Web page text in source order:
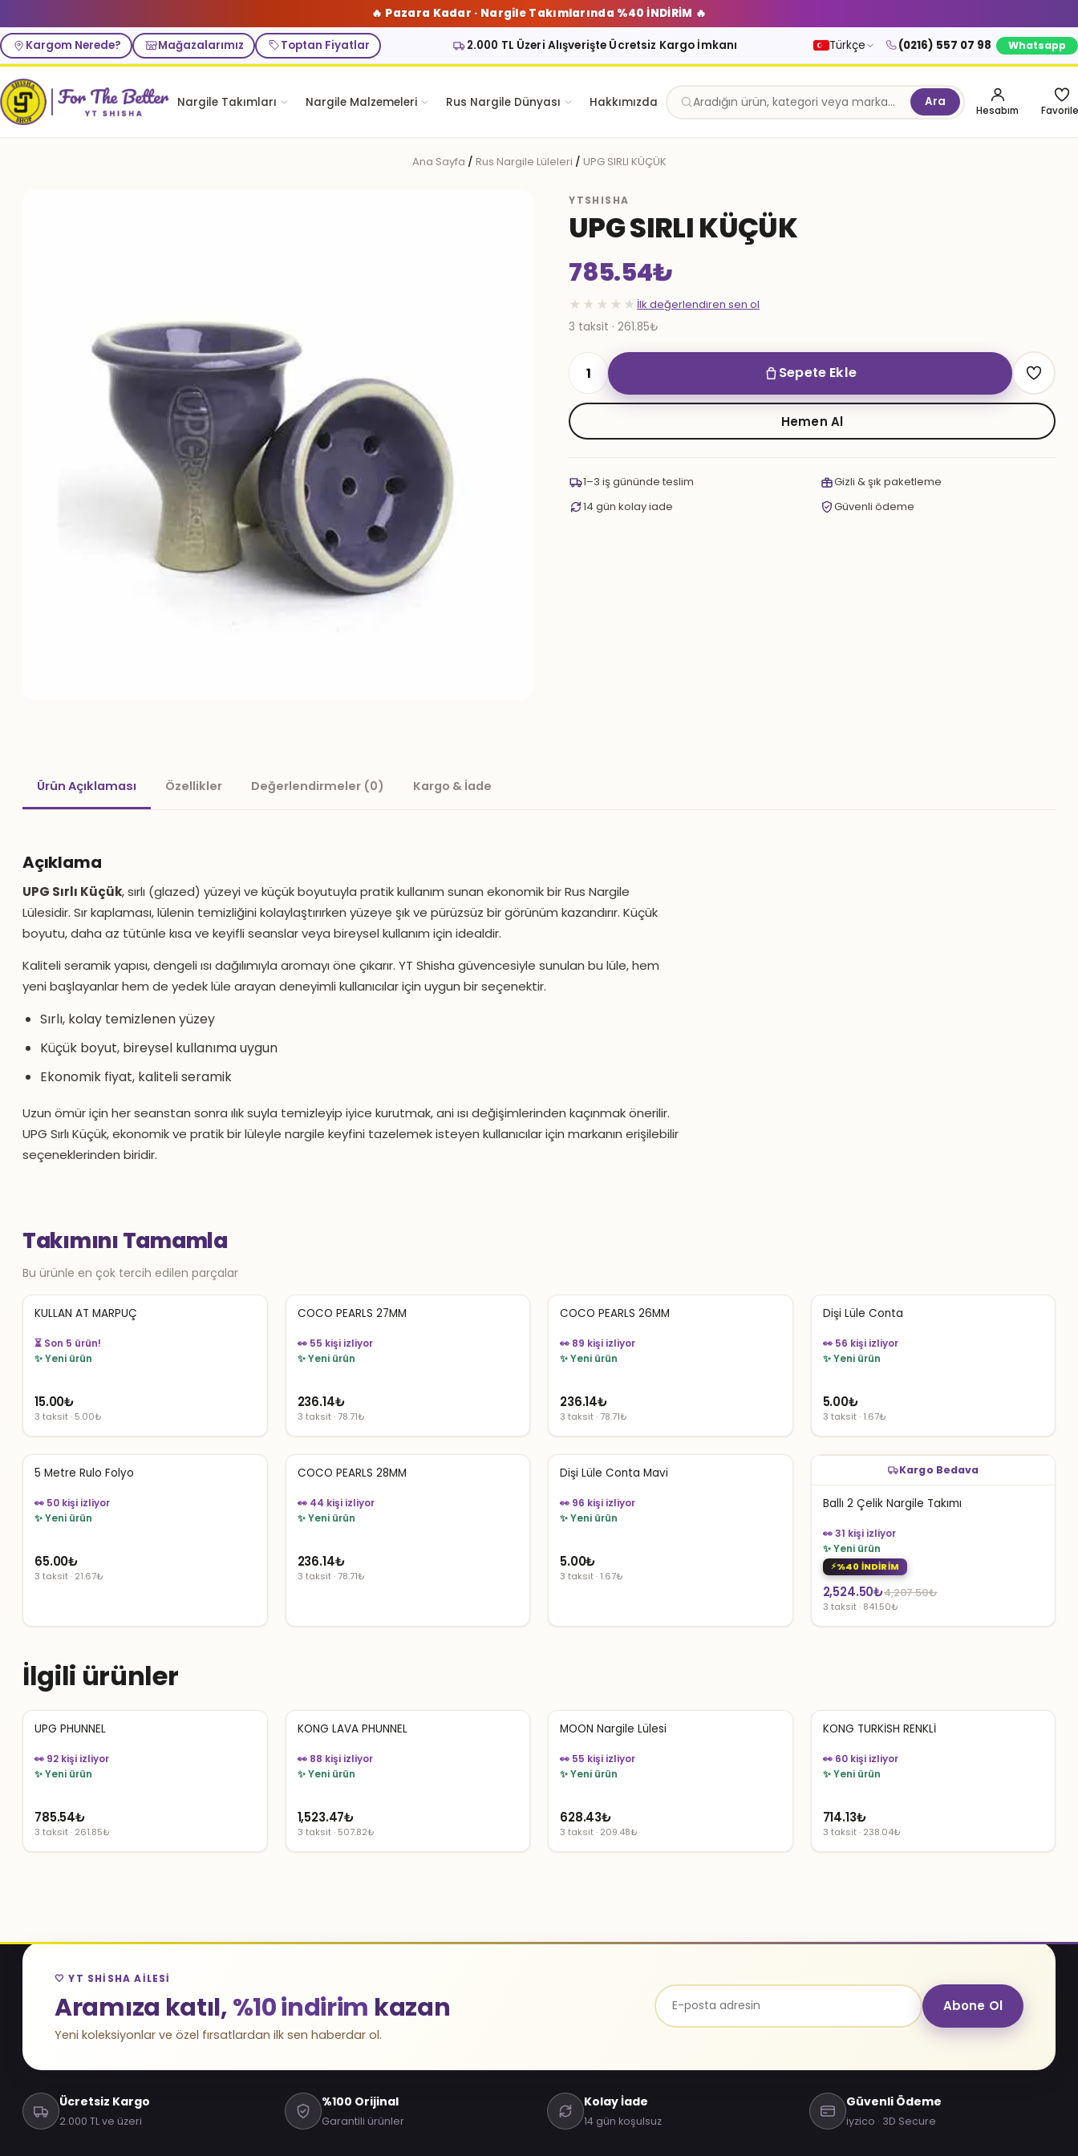
🔥 Pazara Kadar · Nargile Takımlarında %40 İNDİRİM 🔥
Kargom Nerede? Mağazalarımız Toptan Fiyatlar 2.000 TL Üzeri Alışverişte Ücretsiz Kargo İmkanı Türkçe (0216) 557 07 98 Whatsapp
Nargile Takımları Nargile Malzemeleri Rus Nargile Dünyası Hakkımızda Ara
Hesabım
Ana Sayfa / Rus Nargile Lüleleri / UPG SIRLI KÜÇÜK
YTSHISHA
UPG SIRLI KÜÇÜK
785.54₺
★★★★★ İlk değerlendiren sen ol
3 taksit · 261.85₺
UPG
SIRLI
KÜÇÜK
adet
Sepete Ekle
Hemen Al
1–3 iş gününde teslim
Gizli & şık paketleme
14 gün kolay iade
Güvenli ödeme
Ürün Açıklaması Özellikler Değerlendirmeler (0) Kargo & İade
Açıklama
UPG Sırlı Küçük, sırlı (glazed) yüzeyi ve küçük boyutuyla pratik kullanım sunan ekonomik bir Rus Nargile
Lülesidir. Sır kaplaması, lülenin temizliğini kolaylaştırırken yüzeye şık ve pürüzsüz bir görünüm kazandırır. Küçük
boyutu, daha az tütünle kısa ve keyifli seanslar veya bireysel kullanım için idealdir.
Kaliteli seramik yapısı, dengeli ısı dağılımıyla aromayı öne çıkarır. YT Shisha güvencesiyle sunulan bu lüle, hem
yeni başlayanlar hem de yedek lüle arayan deneyimli kullanıcılar için uygun bir seçenektir.
Sırlı, kolay temizlenen yüzey
Küçük boyut, bireysel kullanıma uygun
Ekonomik fiyat, kaliteli seramik
Uzun ömür için her seanstan sonra ılık suyla temizleyip iyice kurutmak, ani ısı değişimlerinden kaçınmak önerilir.
UPG Sırlı Küçük, ekonomik ve pratik bir lüleyle nargile keyfini tazelemek isteyen kullanıcılar için markanın erişilebilir
seçeneklerinden biridir.
Takımını Tamamla
Bu ürünle en çok tercih edilen parçalar
KULLAN AT MARPUÇ
👀 54 kişi izliyor
✨ Yeni ürün
15.00₺
3 taksit · 5.00₺
COCO PEARLS 27MM
👀 55 kişi izliyor
✨ Yeni ürün
236.14₺
3 taksit · 78.71₺
COCO PEARLS 26MM
👀 89 kişi izliyor
✨ Yeni ürün
236.14₺
3 taksit · 78.71₺
Dişi Lüle Conta
👀 56 kişi izliyor
✨ Yeni ürün
5.00₺
3 taksit · 1.67₺
5 Metre Rulo Folyo
👀 50 kişi izliyor
✨ Yeni ürün
65.00₺
3 taksit · 21.67₺
COCO PEARLS 28MM
👀 44 kişi izliyor
✨ Yeni ürün
236.14₺
3 taksit · 78.71₺
Dişi Lüle Conta Mavi
👀 96 kişi izliyor
✨ Yeni ürün
5.00₺
3 taksit · 1.67₺
Kargo Bedava
Ballı 2 Çelik Nargile Takımı
👀 31 kişi izliyor
✨ Yeni ürün
%40 İNDİRİM
4,207.50₺
Orijinal
fiyat:
4,207.50₺.
2,524.50₺
Şu
andaki
fiyat:
3 taksit · 841.50₺
İlgili ürünler
UPG PHUNNEL
👀 92 kişi izliyor
✨ Yeni ürün
785.54₺
3 taksit · 261.85₺
KONG LAVA PHUNNEL
👀 88 kişi izliyor
✨ Yeni ürün
1,523.47₺
3 taksit · 507.82₺
MOON Nargile Lülesi
👀 55 kişi izliyor
✨ Yeni ürün
628.43₺
3 taksit · 209.48₺
KONG TURKİSH RENKLİ
👀 60 kişi izliyor
✨ Yeni ürün
714.13₺
3 taksit · 238.04₺
🤍 YT SHISHA AILESI
Aramıza katıl,%10 indirim kazan
Yeni koleksiyonlar ve özel fırsatlardan ilk sen haberdar ol.
Abone Ol
Ücretsiz Kargo
2.000 TL ve üzeri
%100 Orijinal
Garantili ürünler
Kolay İade
14 gün koşulsuz
Güvenli Ödeme
iyzico · 3D Secure